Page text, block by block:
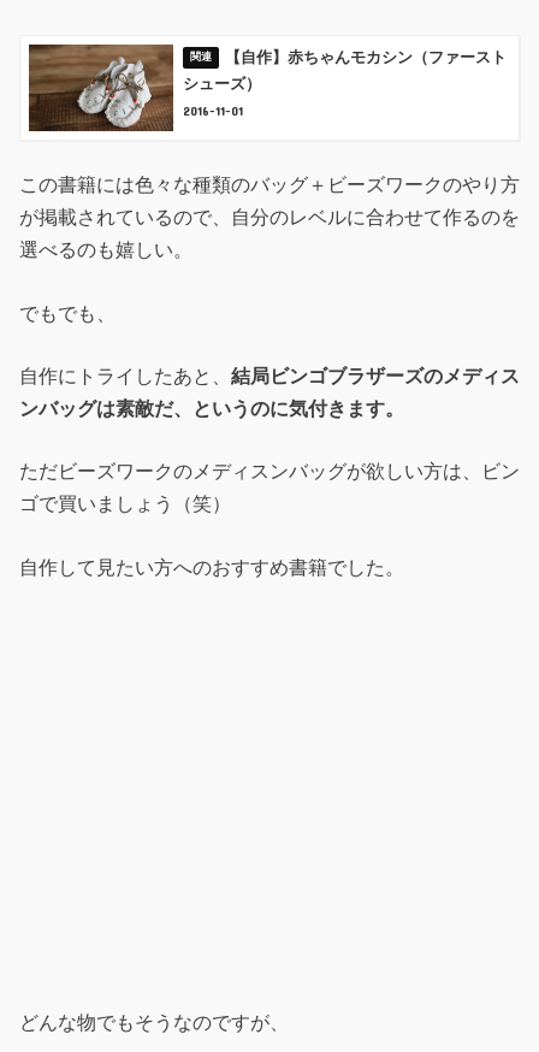
【自作】赤ちゃんモカシン（ファースト
シューズ）
2016-11-01
この書籍には色々な種類のバッグ＋ビーズワークのやり方
が掲載されているので、自分のレベルに合わせて作るのを
選べるのも嬉しい。
でもでも、
自作にトライしたあと、 結局ビンゴブラザーズのメディス
ンバッグは素敵だ、というのに気付きます。
ただビーズワークのメディスンバッグが欲しい方は、ビン
ゴで買いましょう（笑）
自作して見たい方へのおすすめ書籍でした。
どんな物でもそうなのですが、